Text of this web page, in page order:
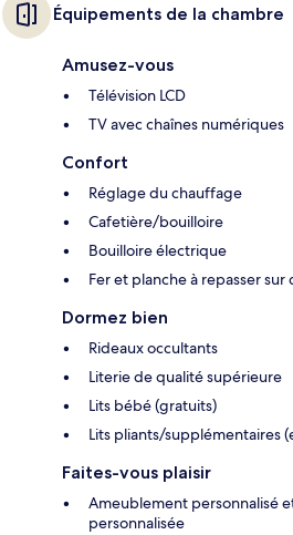
Équipements de la chambre
Amusez-vous
Télévision LCD
TV avec chaînes numériques
Confort
Réglage du chauffage
Cafetière/bouilloire
Bouilloire électrique
Fer et planche à repasser sur
Dormez bien
Rideaux occultants
Literie de qualité supérieure
Lits bébé (gratuits)
Lits pliants/supplémentaires
Faites-vous plaisir
Ameublement personnalisé
personnalisée